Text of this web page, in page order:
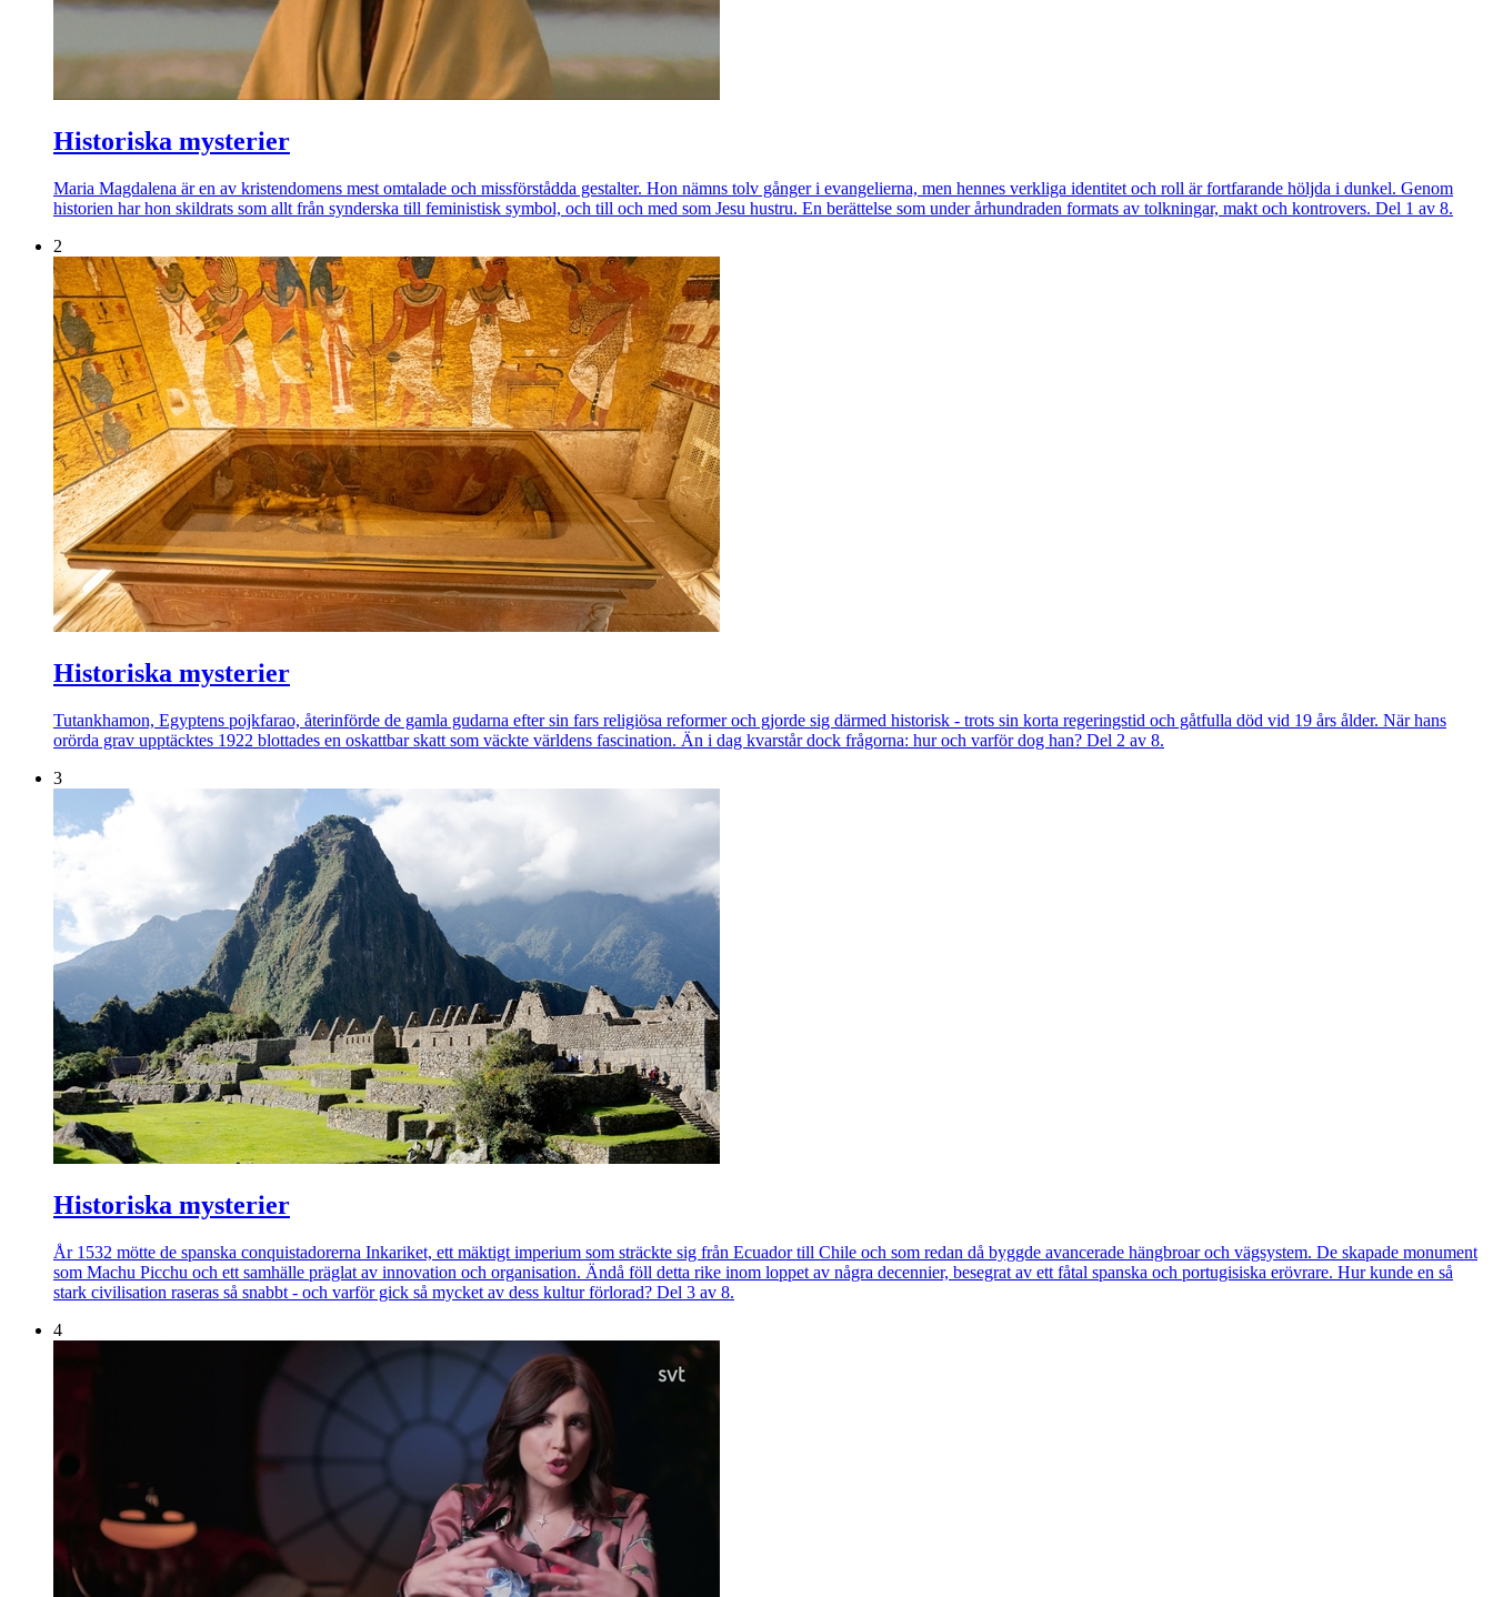
Historiska mysterier
Maria Magdalena är en av kristendomens mest omtalade och missförstådda gestalter. Hon nämns tolv gånger i evangelierna, men hennes verkliga identitet och roll är fortfarande höljda i dunkel. Genom
historien har hon skildrats som allt från synderska till feministisk symbol, och till och med som Jesu hustru. En berättelse som under århundraden formats av tolkningar, makt och kontrovers. Del 1 av 8.
2
Historiska mysterier
Tutankhamon, Egyptens pojkfarao, återinförde de gamla gudarna efter sin fars religiösa reformer och gjorde sig därmed historisk - trots sin korta regeringstid och gåtfulla död vid 19 års ålder. När hans
orörda grav upptäcktes 1922 blottades en oskattbar skatt som väckte världens fascination. Än i dag kvarstår dock frågorna: hur och varför dog han? Del 2 av 8.
3
Historiska mysterier
År 1532 mötte de spanska conquistadorerna Inkariket, ett mäktigt imperium som sträckte sig från Ecuador till Chile och som redan då byggde avancerade hängbroar och vägsystem. De skapade monument
som Machu Picchu och ett samhälle präglat av innovation och organisation. Ändå föll detta rike inom loppet av några decennier, besegrat av ett fåtal spanska och portugisiska erövrare. Hur kunde en så
stark civilisation raseras så snabbt - och varför gick så mycket av dess kultur förlorad? Del 3 av 8.
4